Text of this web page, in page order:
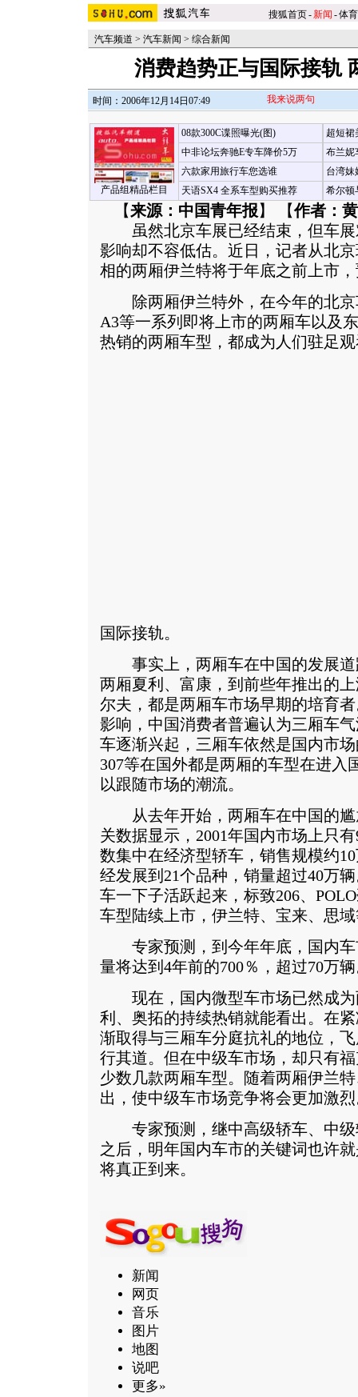
搜狐首页-新闻 -体育
汽车频道 > 汽车新闻 > 综合新闻
消费趋势正与国际接轨
时间：2006年12月14日07:49 我来说两句
产品组精品栏目
08款300C谍照曝光(图)
中非论坛奔驰E专车降价5万
六款家用旅行车您选谁
天语SX4 全系车型购买推荐
超短裙
布兰妮
台湾妹
希尔顿
【来源：中国青年报 】 【作者：
虽然北京车展已经结束，但车展
影响却不容低估。近日，记者从北
相的两厢伊兰特将于年底之前上市
除两厢伊兰特外，在今年的北京
A3等一系列即将上市的两厢车以及
热销的两厢车型，都成为人们驻足
国际接轨。
事实上，两厢车在中国的发展道
两厢夏利、富康，到前些年推出的
尔夫，都是两厢车市场早期的培育
影响，中国消费者普遍认为三厢车
车逐渐兴起，三厢车依然是国内市
307等在国外都是两厢的车型在进入
以跟随市场的潮流。
从去年开始，两厢车在中国的尴
关数据显示，2001年国内市场上只
数集中在经济型轿车，销售规模约
经发展到21个品种，销量超过40万
车一下子活跃起来，标致206、
车型陆续上市，伊兰特、宝来、思
专家预测，到今年年底，国内车
量将达到4年前的700％，超过70万
现在，国内微型车市场已然成为
利、奥拓的持续热销就能看出。在
渐取得与三厢车分庭抗礼的地位，
行其道。但在中级车市场，却只有
少数几款两厢车型。随着两厢伊兰
出，使中级车市场竞争将会更加激
专家预测，继中高级轿车、中级
之后，明年国内车市的关键词也许
将真正到来。
新闻
网页
音乐
图片
地图
说吧
更多»